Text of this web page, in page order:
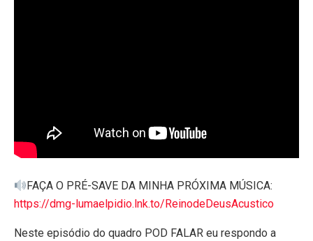
FAÇA O PRÉ-SAVE DA MINHA PRÓXIMA MÚSICA:
https://dmg-lumaelpidio.lnk.to/ReinodeDeusAcustico
Neste episódio do quadro POD FALAR eu respondo a